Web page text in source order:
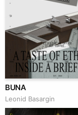
BUNA
Leonid Basargin